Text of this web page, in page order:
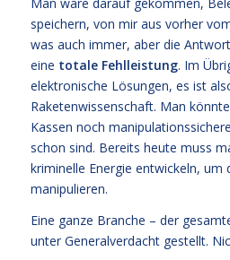
Man wäre darauf gekommen,
speichern, von mir aus vorher
was auch immer, aber die
eine totale Fehlleistung. Im
elektronische Lösungen, es ist
Raketenwissenschaft. Man
Kassen noch
schon sind. Bereits heute muss
kriminelle Energie entwickeln, um
manipulieren.
Eine ganze Branche – der
unter Generalverdacht gestellt.